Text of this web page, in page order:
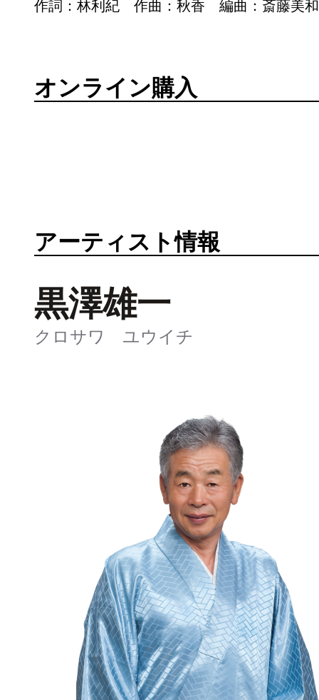
作詞：林利紀 作曲：秋香 編曲：斎藤美和
オンライン購入
アーティスト情報
黒澤雄一
クロサワ ユウイチ